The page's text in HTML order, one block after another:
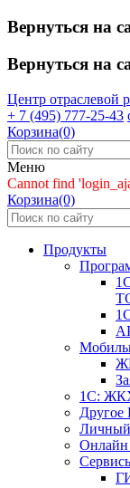
Вернуться на
Вернуться на
Центр отраслевой
+ 7 (495) 777-25-43
Корзина(0)
Меню
Cannot find
Корзина(0)
Продукты
1С:
Другое
Личный
Онлайн